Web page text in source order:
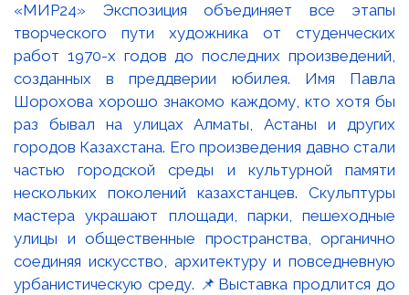
«МИР24» Экспозиция объединяет все этапы
творческого пути художника от студенческих
работ 1970-х годов до последних произведений,
созданных в преддверии юбилея. Имя Павла
Шорохова хорошо знакомо каждому, кто хотя бы
раз бывал на улицах Алматы, Астаны и других
городов Казахстана. Его произведения давно стали
частью городской среды и культурной памяти
нескольких поколений казахстанцев. Скульптуры
мастера украшают площади, парки, пешеходные
улицы и общественные пространства, органично
соединяя искусство, архитектуру и повседневную
урбанистическую среду. 📌Выставка продлится до